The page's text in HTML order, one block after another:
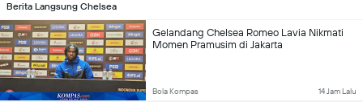
Berita Langsung Chelsea
Gelandang Chelsea Romeo Lavia Nikmati
Momen Pramusim di Jakarta
Bola Kompas 14 Jam Lalu